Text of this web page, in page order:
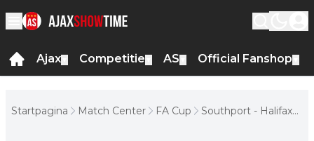
Ajax Competitie AS Official Fanshop
Startpagina Match Center FA Cup
Southport - Halifax